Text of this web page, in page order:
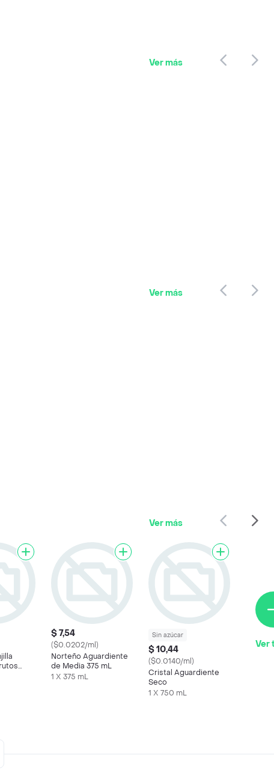
Ver más
Ver más
Ver más
$ 7,54
($0.0202/ml)
Norteño Aguardiente
de Media 375 mL
1 X 375 mL
Sin azúcar
$ 10,44
($0.0140/ml)
Cristal Aguardiente
Seco
1 X 750 mL
Ver